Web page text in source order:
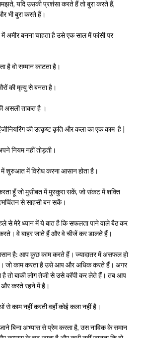
यदि उसकी प्रशंसा करते हैं तो बुरा करते हैं,
भी बुरा करते हैं।
में अमीर बनना चाहता है उसे एक साल में फांसी पर
है वो सम्मान काटता है।
की मृत्यु से बनता है।
असली ताकत है ।
की उत्कृष्ट कृति और कला का एक काम है |
नियम नहीं तोड़ती।
शुरुआत में विरोध करना आसान होता है।
हूँ जो मुसीबत में मुस्कुरा सकें, जो संकट में शक्ति
से साहसी बन सकें।
से मेरे ध्यान में ये बात है कि सफलता पाने वाले बैठ कर
वे बाहर जाते हैं और वे चीजें कर डालते हैं।
है: आप कुछ काम करते हैं। ज्यादातर में असफल हो
जो काम करता है उसे आप और अधिक करते हैं। अगर
है तो बाकी लोग तेजी से उसे कॉपी कर लेते हैं। तब आप
करते रहने में है।
से काम नहीं करती वहाँ कोई कला नहीं है।
जाने बिना अभ्यास से प्रेम करता है, उस नाविक के समान